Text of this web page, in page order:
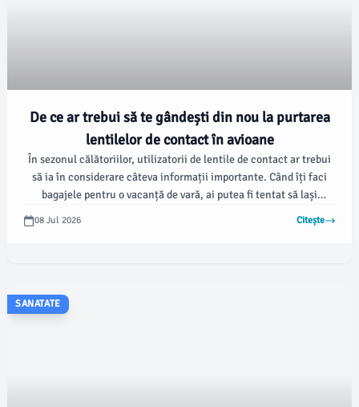
De ce ar trebui să te gândești din nou la purtarea
lentilelor de contact în avioane
În sezonul călătoriilor, utilizatorii de lentile de contact ar trebui
să ia în considerare câteva informații importante. Când îți faci
bagajele pentru o vacanță de vară, ai putea fi tentat să lași
08 Jul 2026 Citește
SANATATE